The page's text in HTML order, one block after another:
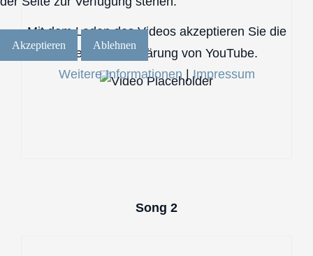
Mit dem Laden des Videos akzeptieren Sie die
Datenschutzerklärung von YouTube.
Song 2
Akzeptieren Ablehnen
Weitere Informationen Impressum